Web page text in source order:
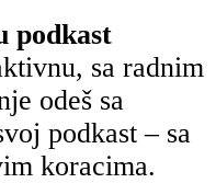
podkast
sa radnim
odeš sa
podkast – sa
koracima.